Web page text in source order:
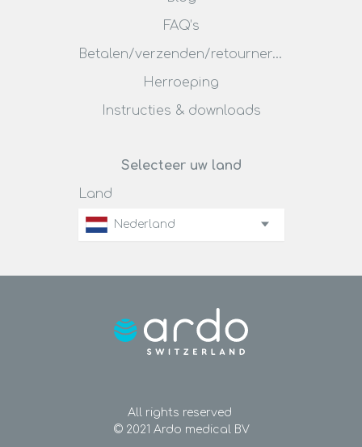
FAQ’s
Betalen/verzenden/retourneren
Herroeping
Instructies & downloads
Selecteer uw land
Land
Nederland
All rights reserved
© 2021 Ardo medical BV